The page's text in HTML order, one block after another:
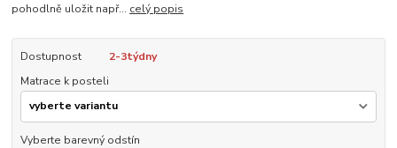
pohodlně uložit např... celý popis
Dostupnost
2-3týdny
Matrace k posteli
Vyberte barevný odstín